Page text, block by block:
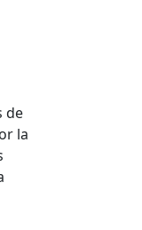
de
la